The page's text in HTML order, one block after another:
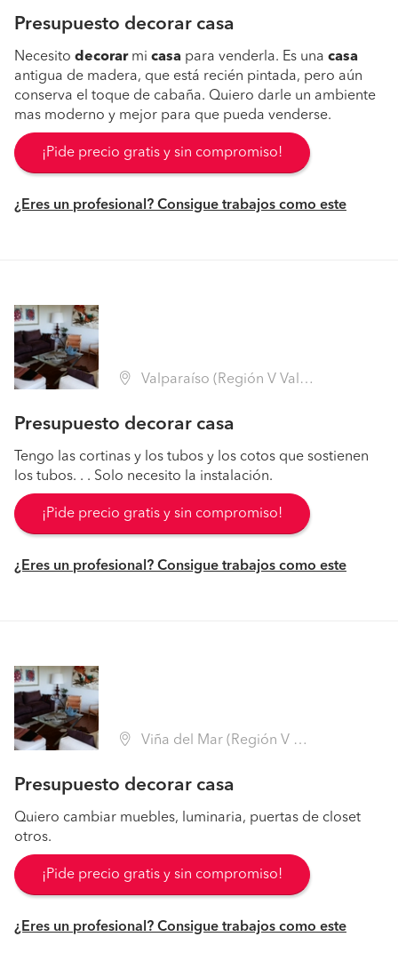
Presupuesto decorar casa
Necesito decorarmi casa para venderla. Es una casa
antigua de madera, que está recién pintada, pero aún
conserva el toque de cabaña. Quiero darle un ambiente
mas moderno y mejor para que pueda venderse.
¡Pide precio gratis y sin compromiso!
¿Eres un profesional? Consigue trabajos como este
Valparaíso (Región V Valparaíso - Valparaíso)
Presupuesto decorar casa
Tengo las cortinas y los tubos y los cotos que sostienen
los tubos. . . Solo necesito la instalación.
¡Pide precio gratis y sin compromiso!
¿Eres un profesional? Consigue trabajos como este
Viña del Mar (Región V Valparaíso - Valparaíso)
Presupuesto decorar casa
Quiero cambiar muebles, luminaria, puertas de closet
otros.
¡Pide precio gratis y sin compromiso!
¿Eres un profesional? Consigue trabajos como este